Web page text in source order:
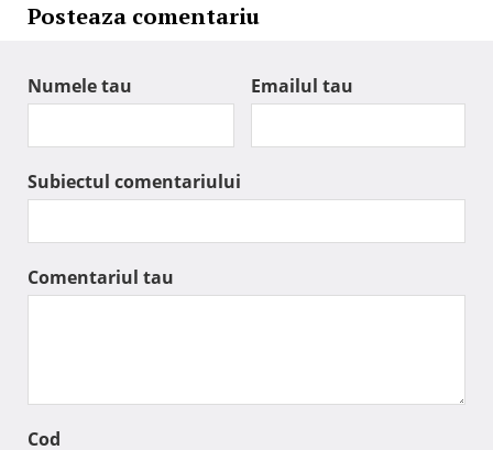
Posteaza comentariu
Numele tau Emailul tau
Subiectul comentariului
Comentariul tau
Cod